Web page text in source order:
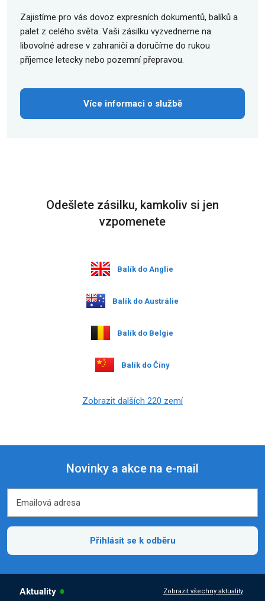
Zajistíme pro vás dovoz expresních dokumentů, balíků a
palet z celého světa. Vaši zásilku vyzvedneme na
libovolné adrese v zahraničí a doručíme do rukou
příjemce letecky nebo pozemní přepravou.
Více informaci o službě
Odešlete zásilku, kamkoliv si jen
vzpomenete
Balík do Anglie
Balík do Austrálie
Balík do Belgie
Balík do Číny
Zobrazit dalších 220 zemí
Novinky a akce na e-mail
Emailová adresa
Přihlásit se k odběru
Aktuality Zobrazit všechny aktuality